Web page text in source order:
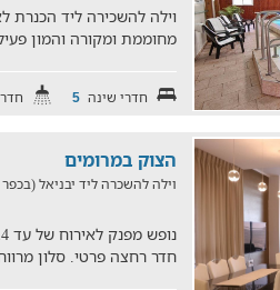
מחוממת ומקורה והמון
חדרי שינה 5
הצוק במרומים
וילה להשכרה ליד יבניאל (בכפר
חדר רחצה פרטי. סלון